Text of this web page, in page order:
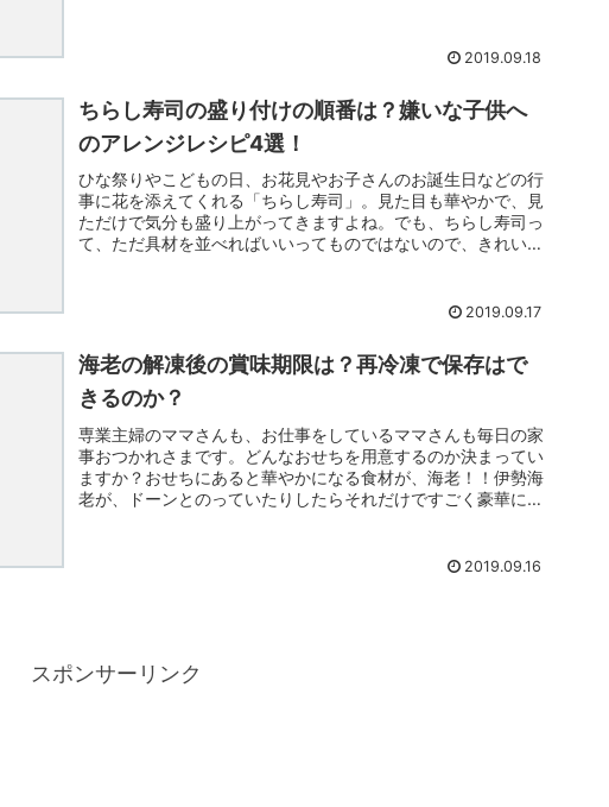
2019.09.18
ちらし寿司の盛り付けの順番は？嫌いな子供へ
のアレンジレシピ4選！
ひな祭りやこどもの日、お花見やお子さんのお誕生日などの行
事に花を添えてくれる「ちらし寿司」。見た目も華やかで、見
ただけで気分も盛り上がってきますよね。でも、ちらし寿司っ
て、ただ具材を並べればいいってものではないので、きれいな
2019.09.17
海老の解凍後の賞味期限は？再冷凍で保存はで
きるのか？
専業主婦のママさんも、お仕事をしているママさんも毎日の家
事おつかれさまです。どんなおせちを用意するのか決まってい
ますか？おせちにあると華やかになる食材が、海老！！伊勢海
老が、ドーンとのっていたりしたらそれだけですごく豪華に見
2019.09.16
スポンサーリンク